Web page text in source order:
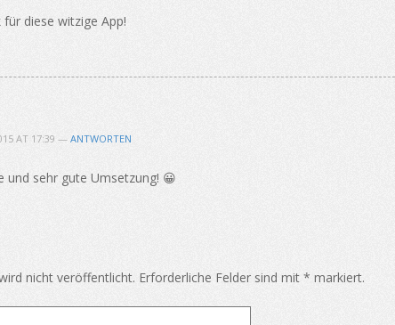
für diese witzige App!
AT 17:39 —ANTWORTEN
und sehr gute Umsetzung! 😀
nicht veröffentlicht. Erforderliche Felder sind mit * markiert.